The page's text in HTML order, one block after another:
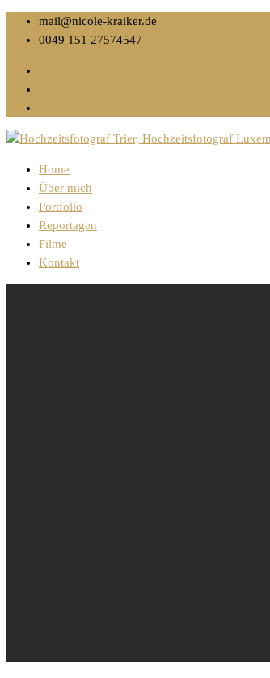
mail@nicole-kraiker.de
0049 151 27574547
Home
Über mich
Portfolio
Reportagen
Filme
Kontakt